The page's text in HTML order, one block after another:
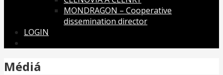
MONDRAGON – Cooperative
dissemination director
LOGIN
Médiá